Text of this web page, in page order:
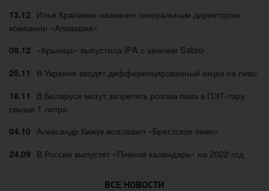
13.12 Илья Крапивин назначен генеральным директором
компании «Аливария»
09.12 «Крыніца» выпустила IPA с хмелем Sabro
25.11 В Украине вводят дифференцированный акциз на пиво
18.11
В Беларуси могут запретить розлив пива в ПЭТ-тару
свыше 1 литра
04.10 Александр Кижук возглавил «Брестское пиво»
24.09 В России выпустят «Пивной календарь» на 2022 год
ВСЕ НОВОСТИ